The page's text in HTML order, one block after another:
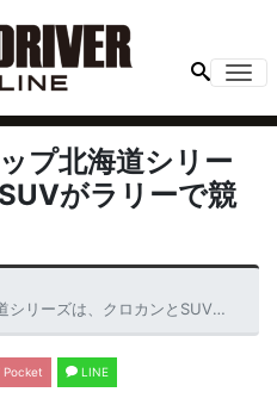
プ北海道シリー
がラリーで競
は、クロカンとSUVがラリーで競う
Pocket LINE